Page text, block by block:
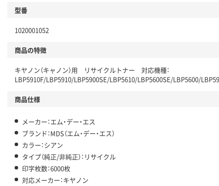
型番
1020001052
商品の特徴
キヤノン（キャノン）用 リサイクルトナー 対応機種：
LBP5910F/LBP5910/LBP5900SE/LBP5610/LBP5600SE/LBP5600/
商品仕様
メーカー：エム・デー・エス
ブランド：MDS（エム・デー・エス）
カラー：シアン
タイプ（純正/非純正）：リサイクル
印字枚数：6000枚
対応メーカー：キヤノン